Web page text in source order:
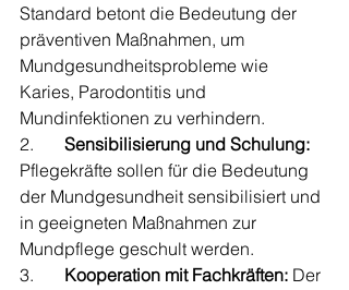
Standard betont die Bedeutung der
präventiven Maßnahmen, um
Mundgesundheitsprobleme wie
Karies, Parodontitis und
Mundinfektionen zu verhindern.
2. Sensibilisierung und Schulung:
Pflegekräfte sollen für die Bedeutung
der Mundgesundheit sensibilisiert und
in geeigneten Maßnahmen zur
Mundpflege geschult werden.
3. Kooperation mit Fachkräften: Der